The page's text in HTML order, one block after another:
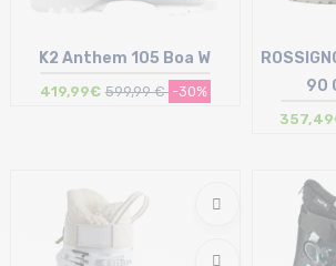
K2 Anthem 105 Boa W
419,99€ 599,99 € -30%
90